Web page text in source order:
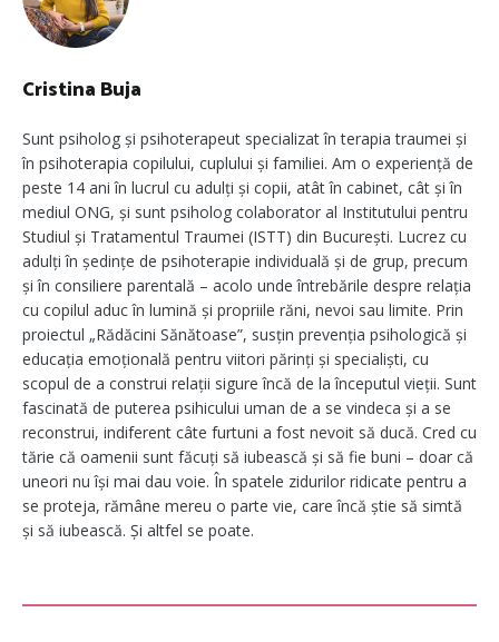
Cristina Buja
Sunt psiholog și psihoterapeut specializat în terapia traumei și
în psihoterapia copilului, cuplului și familiei. Am o experiență de
peste 14 ani în lucrul cu adulți și copii, atât în cabinet, cât și în
mediul ONG, și sunt psiholog colaborator al Institutului pentru
Studiul și Tratamentul Traumei (ISTT) din București. Lucrez cu
adulți în ședințe de psihoterapie individuală și de grup, precum
și în consiliere parentală – acolo unde întrebările despre relația
cu copilul aduc în lumină și propriile răni, nevoi sau limite. Prin
proiectul „Rădăcini Sănătoase”, susțin prevenția psihologică și
educația emoțională pentru viitori părinți și specialiști, cu
scopul de a construi relații sigure încă de la începutul vieții. Sunt
fascinată de puterea psihicului uman de a se vindeca și a se
reconstrui, indiferent câte furtuni a fost nevoit să ducă. Cred cu
tărie că oamenii sunt făcuți să iubească și să fie buni – doar că
uneori nu își mai dau voie. În spatele zidurilor ridicate pentru a
se proteja, rămâne mereu o parte vie, care încă știe să simtă
și să iubească. Și altfel se poate.